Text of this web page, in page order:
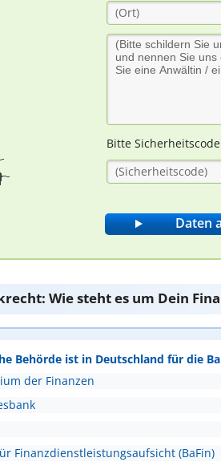
Bitte
Wie steht es um Dein
Behörde ist in Deutschland für die
der Finanzen
Finanzdienstleistungsaufsicht (BaFin)